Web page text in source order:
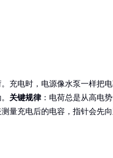
充电时，电源像水泵一样把
关键规律：电荷总是从高电
量充电后的电容，指针会先